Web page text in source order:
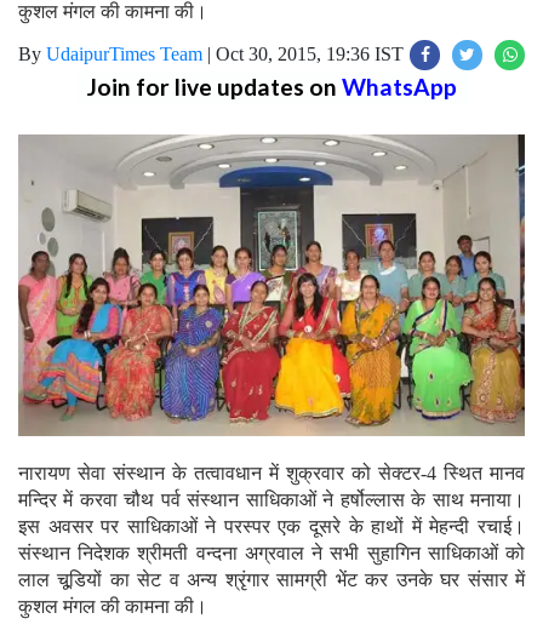
कुशल मंगल की कामना की।
By UdaipurTimes Team | Oct 30, 2015, 19:36 IST
Join for live updates on WhatsApp
नारायण सेवा संस्थान के तत्वावधान में शुक्रवार को सेक्टर-4 स्थित मानव
मन्दिर में करवा चौथ पर्व संस्थान साधिकाओं ने हर्षोल्लास के साथ मनाया।
इस अवसर पर साधिकाओं ने परस्पर एक दूसरे के हाथों में मेहन्दी रचाई।
संस्थान निदेशक श्रीमती वन्दना अग्रवाल ने सभी सुहागिन साधिकाओं को
लाल चूडि़यों का सेट व अन्य श्रृंगार सामग्री भेंट कर उनके घर संसार में
कुशल मंगल की कामना की।